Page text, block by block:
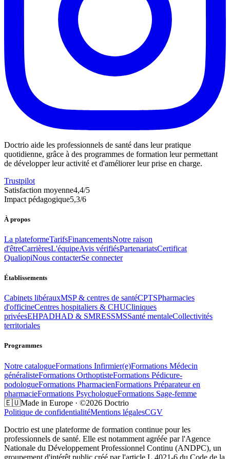
Doctrio aide les professionnels de santé dans leur pratique
quotidienne, grâce à des programmes de formation leur permettant
de développer leur activité et d'améliorer leur prise en charge.
Trustpilot
Satisfaction moyenne4,4/5
Impact pédagogique5,3/6
À propos
La plateformeTarifsFinancementsNotre raison
d'êtreCarrièresL'équipeAvis vérifiésPartenariatsCertificat
QualiopiNous contacterSe connecter
Établissements
Cabinets libérauxMSP & centres de santéCPTSPharmacies
d'officineCentres hospitaliers & CHUCliniques
privéesEHPADHAD & SMRESSMSSanté mentaleCollectivités
territoriales
Programmes
Notre catalogueFormations Infirmier(e)Formations Médecin
généralisteFormations OrthoptisteFormations Pédicure-
podologueFormations PharmacienFormations Préparateur en
pharmacieFormations PsychologueFormations Sage-femme
🇪🇺Made in Europe · ©2026 Doctrio
Politique de confidentialitéMentions légalesCGV
Doctrio est une plateforme de formation continue pour les
professionnels de santé. Elle est notamment agréée par l'Agence
Nationale du Développement Professionnel Continu (ANDPC), un
groupement d'intérêt public créé par l'article L.4021-6 du Code de la